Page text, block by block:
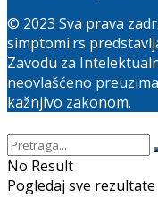
© 2023 Sva prava
simptomi.rs
Zavodu za
neovlašćeno
kažnjivo zakonom.
No Result
Pogledaj sve rezultate